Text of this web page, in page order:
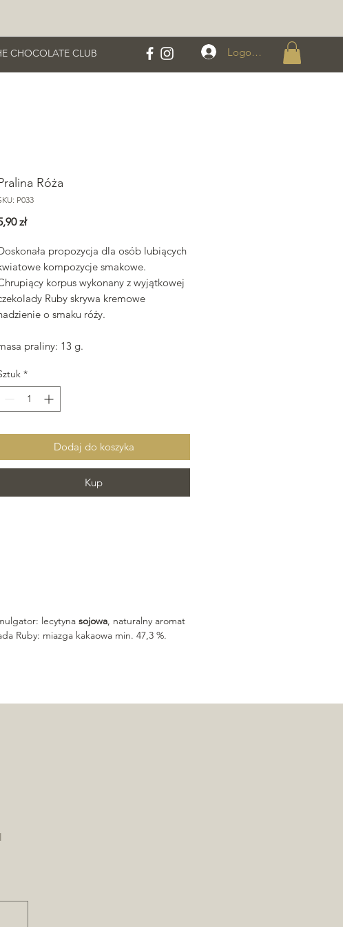
Logowanie
CHOCOLATE CLUB
Róża
P033
złCena
propozycja dla osób lubiących
kompozycje smakowe.
korpus wykonany z wyjątkowej
Ruby skrywa kremowe
o smaku róży.
praliny: 13 g.
*
Dodaj do koszyka
Kup
lecytyna sojowa, naturalny aromat
Ruby: miazga kakaowa min. 47,3 %.